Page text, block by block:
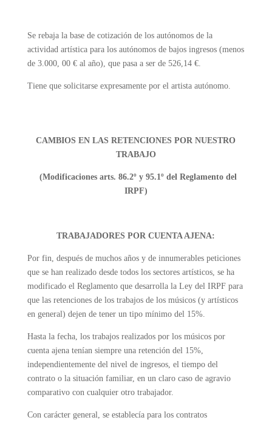
Se rebaja la base de cotización de los autónomos de la
actividad artística para los autónomos de bajos ingresos (menos
de 3.000, 00 € al año), que pasa a ser de 526,14 €.
Tiene que solicitarse expresamente por el artista autónomo.
CAMBIOS EN LAS RETENCIONES POR NUESTRO
TRABAJO
(Modificaciones arts. 86.2º y 95.1º del Reglamento del
IRPF)
TRABAJADORES POR CUENTA AJENA:
Por fin, después de muchos años y de innumerables peticiones
que se han realizado desde todos los sectores artísticos, se ha
modificado el Reglamento que desarrolla la Ley del IRPF para
que las retenciones de los trabajos de los músicos (y artísticos
en general) dejen de tener un tipo mínimo del 15%.
Hasta la fecha, los trabajos realizados por los músicos por
cuenta ajena tenían siempre una retención del 15%,
independientemente del nivel de ingresos, el tiempo del
contrato o la situación familiar, en un claro caso de agravio
comparativo con cualquier otro trabajador.
Con carácter general, se establecía para los contratos